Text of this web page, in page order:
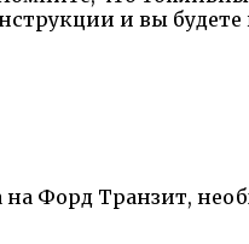
и вы
Форд Транзит,